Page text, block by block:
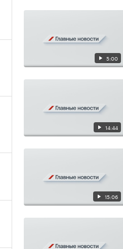
5:00
14:44
15:06